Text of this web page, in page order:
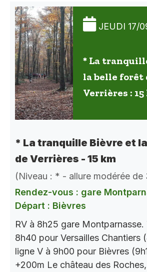
JEUDI 17/
* La
la belle forêt
Verrières :
* La tranquille Bièvre et
de Verrières - 15 km
(Niveau : * - allure modérée de
Rendez-vous : gare
Départ : Bièvres
RV à 8h25 gare Montparnasse.
8h40 pour Versailles Chantiers
ligne V à 9h00 pour Bièvres
+200m Le château des